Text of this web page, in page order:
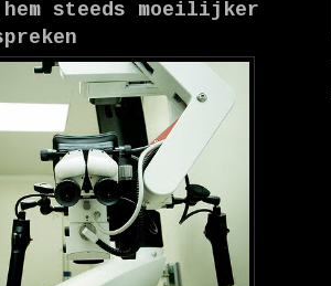
steeds moeilijker